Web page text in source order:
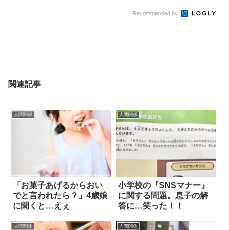
Recommended by
関連記事
人間関係
「お菓子あげるからおい
でと言われたら？」4歳娘
に聞くと…えぇ
人間関係
小学校の『SNSマナー』
に関する問題。息子の解
答に…笑った！！
人間関係 人間関係